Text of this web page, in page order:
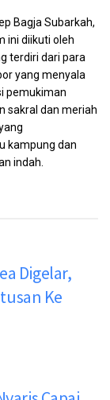
Bagja Subarkah,
ini diikuti oleh
terdiri dari para
yang menyala
pemukiman
sakral dan meriah
kampung dan
indah.
Digelar,
Ke